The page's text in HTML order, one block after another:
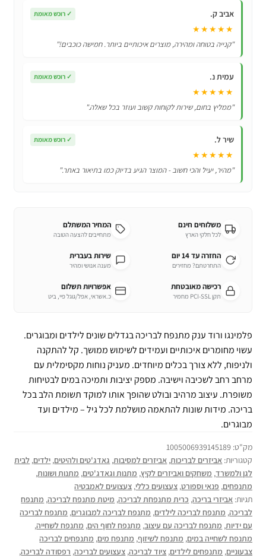
ורוד
שונים
לילדים
ומבוגרים
אביב ק. ✓ רוכש מאומת
★★★★★
"קנייה בטוחה ומהירה, מוצרים איכותיים ביותר. חמישה כוכבים!"
עמית נ. ✓ רוכש מאומת
★★★★★
"ממליץ בחום, שירות לקוחות קשוב ועוזר בכל שאלה."
שיר ל. ✓ רוכש מאומת
★★★★★
"מהיר, יעיל והכי חשוב - המוצר הגיע בדיוק כמו בתיאור באתר."
משלוחים חינם
לכל חלקי הארץ
המחיר המשתלם
מתחייבים להצעה הטובה
החזרה עד 14 יום
התחרטתם? מחזירים
שירות בעברית
מענה אנושי ומהיר
רכישה מאובטחת
תקן PCI-SSL מחמיר
אפשרויות תשלום
כ.אשראי, אפל/גוגל פיי, ביט
פלמינגו ורוד ענק מתנפח לבריכה בגדלים שונים לילדים ומבוגרים.
עשוי מחומרים איכותיים ועמידים לשימוש ממושך. קל להתקנה
ולניפוח, ללא צורך בכלים מיוחדים. מעניק נוחות מקסימלית עם
מרחב רחב לשכיבה וישיבה. מספק יציבות ותמיכה במים לבטיחות
משופרת. עיצוב מרהיב ובולט שהופך אותו למוקד תשומת הלב בכל
בריכה. מידות שונות להתאמה מושלמת לכל גיל – מילדים ועד
מבוגרים.
מק"ט: 1005006939145189
קטגוריות: אביזרים לבריכות, אביזרים למסיבות, גאדג'טים ולהיטים, ילדים, לבית
לגן ולמשרד, משחקים ואביזרים לקיץ, מתנות וגאדג'טים, מתנות ושונות,
מתנפחים, פנאי וספורט, צעצועים כללי, צעצועים לאמבטיה
תגיות: אביזרי בריכה, כרית מתנפחת לבריכה, מיטת מתנפח לבריכה, מתנפח
לבריכה, מתנפח לבריכה לילדים, מתנפח לבריכה למבוגרים, מתנפח לבריכה
עם ידיות, מתנפח לבריכה עם עיצוב, מתנפח לחוף הים, מתנפח לשחייה,
מתנפח לשחייה במים, מתנפח לשיזוף, מתנפח מים, מתנפחים לבריכה
צבעוניים, מתנפחים לילדים, ציוד לבריכה, צעצועים לבריכה, רפסודה לבריכה,